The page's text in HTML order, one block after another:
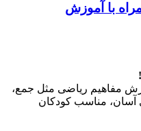
با آموزش
مفاهیم ریاضی مثل جمع،
آسان، مناسب کودکان